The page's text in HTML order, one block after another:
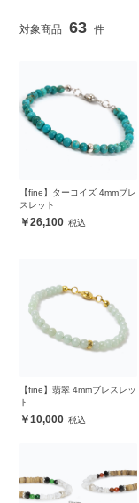
63
【fine】ターコイズ 4mmブレ
スレット
26,100
【fine】翡翠 4mmブレスレッ
ト
10,000